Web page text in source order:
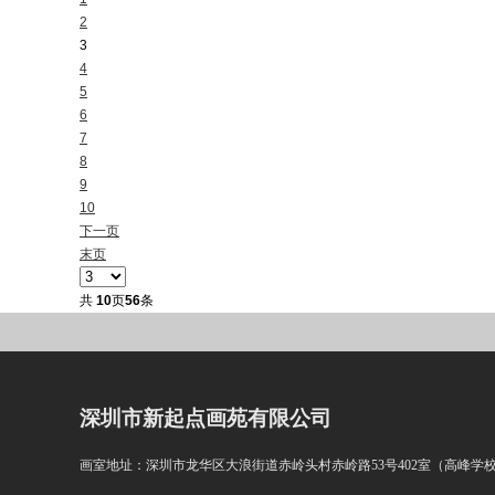
2
3
4
5
6
7
8
9
10
下一页
末页
共 10页56条
深圳市新起点画苑有限公司
画室地址：深圳市龙华区大浪街道赤岭头村赤岭路53号402室（高峰学